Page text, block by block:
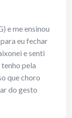
e me ensinou
eu fechar
e senti
pela
que choro
do gesto